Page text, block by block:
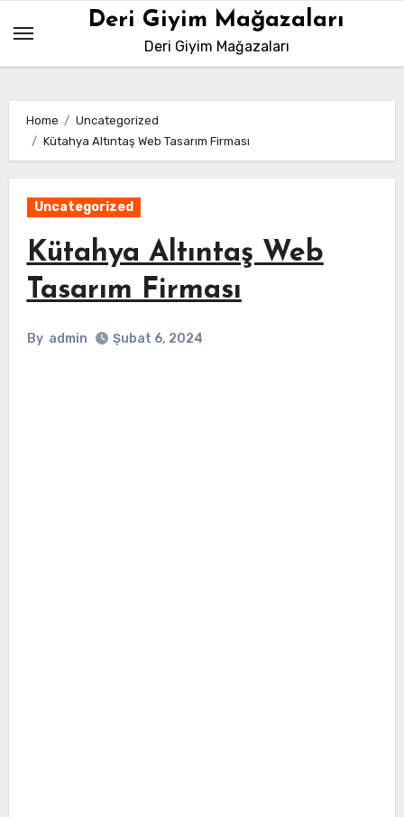
content
Deri Giyim Mağazaları
Deri Giyim Mağazaları
Home
Uncategorized
Kütahya Altıntaş Web Tasarım Firması
Uncategorized
Kütahya Altıntaş Web
Tasarım Firması
By admin Şubat 6, 2024